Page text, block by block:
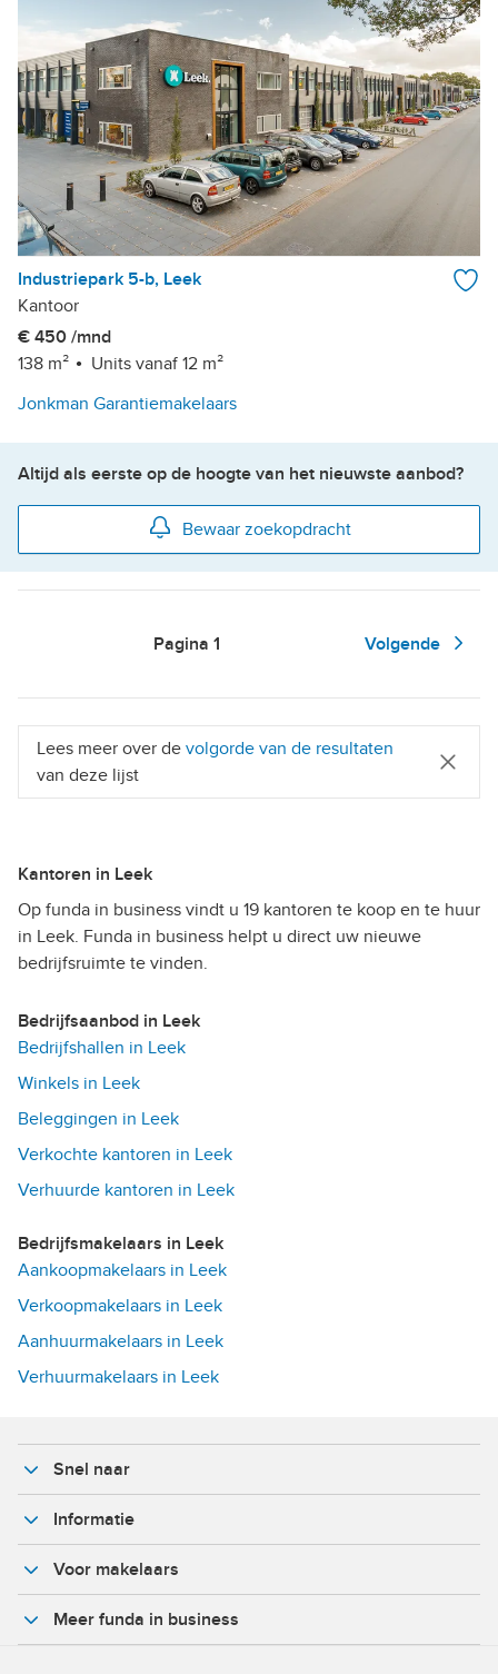
Industriepark 5-b, Leek
Kantoor
€ 450 /mnd
138 m²
Units vanaf 12 m²
Jonkman Garantiemakelaars
Altijd als eerste op de hoogte van het nieuwste aanbod?
Bewaar zoekopdracht
Pagina 1 Volgende
Lees meer over de volgorde van de resultaten
van deze lijst
Kantoren in Leek
Op funda in business vindt u 19 kantoren te koop en te huur
in Leek. Funda in business helpt u direct uw nieuwe
bedrijfsruimte te vinden.
Bedrijfsaanbod in Leek
Bedrijfshallen in Leek
Winkels in Leek
Beleggingen in Leek
Verkochte kantoren in Leek
Verhuurde kantoren in Leek
Bedrijfsmakelaars in Leek
Aankoopmakelaars in Leek
Verkoopmakelaars in Leek
Aanhuurmakelaars in Leek
Verhuurmakelaars in Leek
Snel naar
Informatie
Voor makelaars
Meer funda in business